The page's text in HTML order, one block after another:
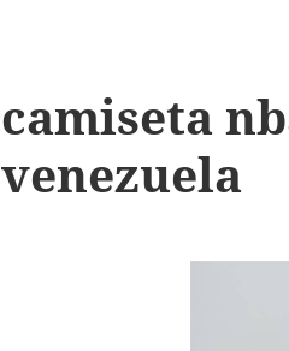
camiseta
venezuela